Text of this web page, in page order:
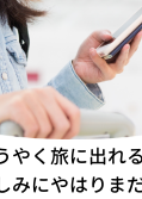
やく旅に出れる
みにやはりま